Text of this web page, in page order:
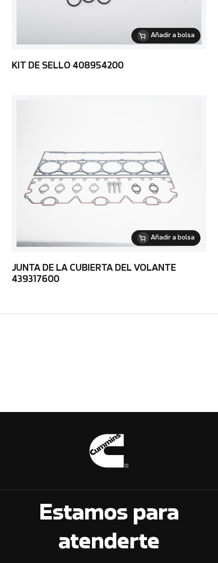
Añadir a bolsa
KIT DE SELLO 408954200
Añadir a bolsa
JUNTA DE LA CUBIERTA DEL VOLANTE
439317600
Estamos para
atenderte